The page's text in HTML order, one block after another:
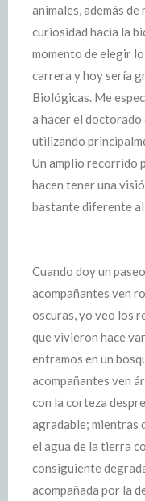
animales, además
curiosidad hacia la
momento de elegir
carrera y hoy sería
Biológicas. Me
a hacer el doctorado
utilizando
Un amplio recorrido
hacen tener una
bastante diferente al
Cuando doy un
acompañantes ven
oscuras, yo veo los
que vivieron hace
entramos en un
acompañantes ven
con la corteza
agradable; mientras
el agua de la tierra
consiguiente
acompañada por la